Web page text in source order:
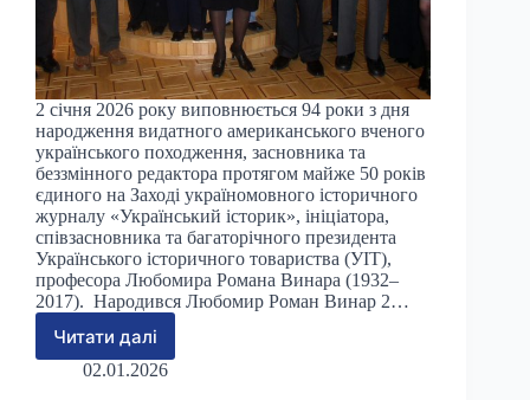
2 січня 2026 року виповнюється 94 роки з дня
народження видатного американського вченого
українського походження, засновника та
беззмінного редактора протягом майже 50 років
єдиного на Заході україномовного історичного
журналу «Український історик», ініціатора,
співзасновника та багаторічного президента
Українського історичного товариства (УІТ),
професора Любомира Романа Винара (1932–
2017). Народився Любомир Роман Винар 2…
Читати далі
Пам’яті
професора
02.01.2026